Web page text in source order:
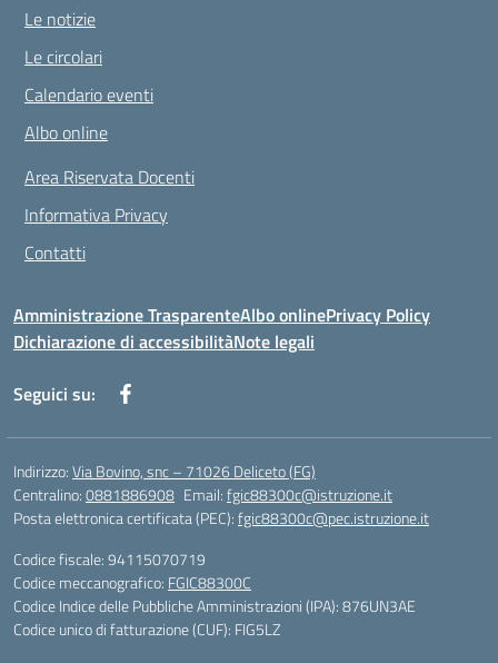
Le notizie
Le circolari
Calendario eventi
Albo online
Area Riservata Docenti
Informativa Privacy
Contatti
Amministrazione TrasparenteAlbo onlinePrivacy Policy
Dichiarazione di accessibilitàNote legali
Seguici su:
Indirizzo:Via Bovino, snc – 71026 Deliceto (FG)
Centralino:0881886908 Email:fgic88300c@istruzione.it
Posta elettronica certificata (PEC):fgic88300c@pec.istruzione.it
Codice fiscale: 94115070719
Codice meccanografico: FGIC88300C
Codice Indice delle Pubbliche Amministrazioni (IPA): 876UN3AE
Codice unico di fatturazione (CUF): FIG5LZ